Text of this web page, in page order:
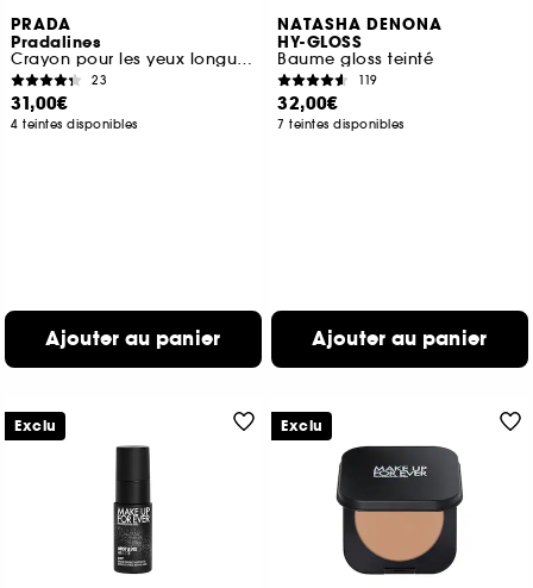
PRADA
Pradalines
Crayon pour les yeux longue tenue
23
31,00€
4 teintes disponibles
Ajouter au panier
NATASHA DENONA
HY-GLOSS
Baume gloss teinté
119
32,00€
7 teintes disponibles
Ajouter au panier
Exclu Exclu